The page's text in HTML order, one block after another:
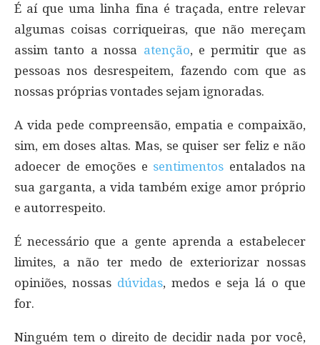
É aí que uma linha fina é traçada, entre relevar
algumas coisas corriqueiras, que não mereçam
assim tanto a nossa atenção, e permitir que as
pessoas nos desrespeitem, fazendo com que as
nossas próprias vontades sejam ignoradas.
A vida pede compreensão, empatia e compaixão,
sim, em doses altas. Mas, se quiser ser feliz e não
adoecer de emoções e sentimentos entalados na
sua garganta, a vida também exige amor próprio
e autorrespeito.
É necessário que a gente aprenda a estabelecer
limites, a não ter medo de exteriorizar nossas
opiniões, nossas dúvidas, medos e seja lá o que
for.
Ninguém tem o direito de decidir nada por você,